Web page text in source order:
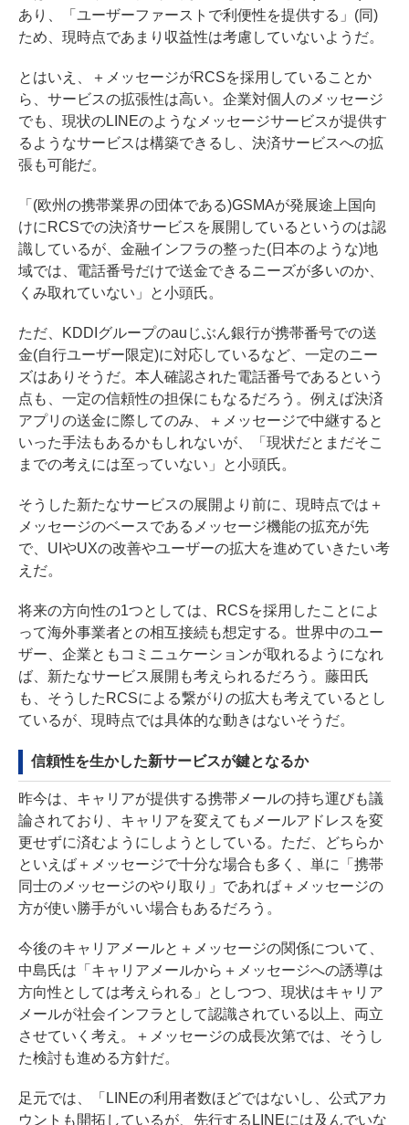
あり、「ユーザーファーストで利便性を提供する」(同)
ため、現時点であまり収益性は考慮していないようだ。
とはいえ、＋メッセージがRCSを採用していることか
ら、サービスの拡張性は高い。企業対個人のメッセージ
でも、現状のLINEのようなメッセージサービスが提供す
るようなサービスは構築できるし、決済サービスへの拡
張も可能だ。
「(欧州の携帯業界の団体である)GSMAが発展途上国向
けにRCSでの決済サービスを展開しているというのは認
識しているが、金融インフラの整った(日本のような)地
域では、電話番号だけで送金できるニーズが多いのか、
くみ取れていない」と小頭氏。
ただ、KDDIグループのauじぶん銀行が携帯番号での送
金(自行ユーザー限定)に対応しているなど、一定のニー
ズはありそうだ。本人確認された電話番号であるという
点も、一定の信頼性の担保にもなるだろう。例えば決済
アプリの送金に際してのみ、＋メッセージで中継すると
いった手法もあるかもしれないが、「現状だとまだそこ
までの考えには至っていない」と小頭氏。
そうした新たなサービスの展開より前に、現時点では＋
メッセージのベースであるメッセージ機能の拡充が先
で、UIやUXの改善やユーザーの拡大を進めていきたい考
えだ。
将来の方向性の1つとしては、RCSを採用したことによ
って海外事業者との相互接続も想定する。世界中のユー
ザー、企業ともコミニュケーションが取れるようになれ
ば、新たなサービス展開も考えられるだろう。藤田氏
も、そうしたRCSによる繋がりの拡大も考えているとし
ているが、現時点では具体的な動きはないそうだ。
信頼性を生かした新サービスが鍵となるか
昨今は、キャリアが提供する携帯メールの持ち運びも議
論されており、キャリアを変えてもメールアドレスを変
更せずに済むようにしようとしている。ただ、どちらか
といえば＋メッセージで十分な場合も多く、単に「携帯
同士のメッセージのやり取り」であれば＋メッセージの
方が使い勝手がいい場合もあるだろう。
今後のキャリアメールと＋メッセージの関係について、
中島氏は「キャリアメールから＋メッセージへの誘導は
方向性としては考えられる」としつつ、現状はキャリア
メールが社会インフラとして認識されている以上、両立
させていく考え。＋メッセージの成長次第では、そうし
た検討も進める方針だ。
足元では、「LINEの利用者数ほどではないし、公式アカ
ウントも開拓しているが、先行するLINEには及んでいな